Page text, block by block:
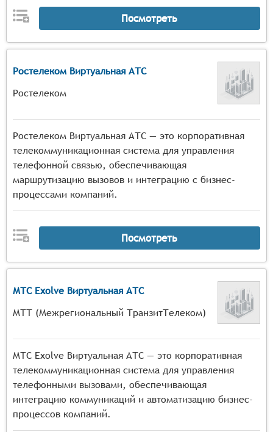
Посмотреть
Ростелеком Виртуальная АТС
Ростелеком
Ростелеком Виртуальная АТС — это корпоративная
телекоммуникационная система для управления
телефонной связью, обеспечивающая
маршрутизацию вызовов и интеграцию с бизнес-
процессами компаний.
Посмотреть
МТС Exolve Виртуальная АТС
МТТ (Межрегиональный ТранзитТелеком)
МТС Exolve Виртуальная АТС — это корпоративная
телекоммуникационная система для управления
телефонными вызовами, обеспечивающая
интеграцию коммуникаций и автоматизацию бизнес-
процессов компаний.